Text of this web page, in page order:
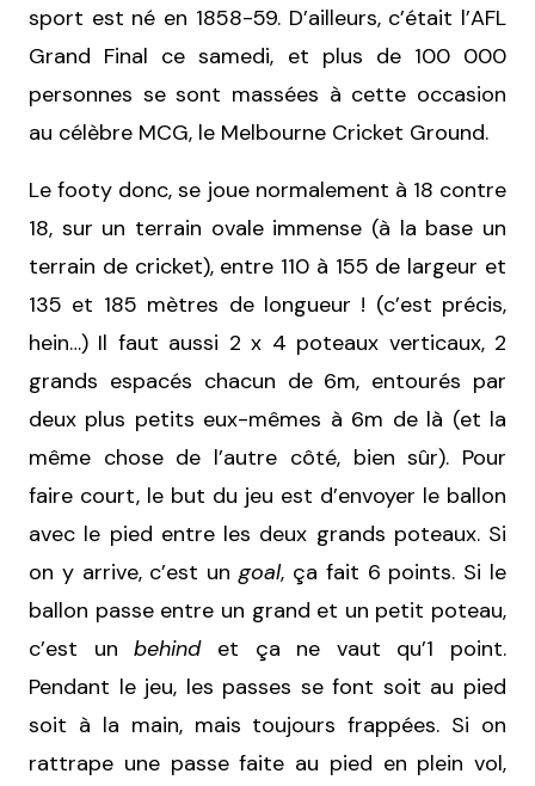
sport est né en 1858-59. D’ailleurs, c’était l’AFL
Grand Final ce samedi, et plus de 100 000
personnes se sont massées à cette occasion
au célèbre MCG, le Melbourne Cricket Ground.
Le footy donc, se joue normalement à 18 contre
18, sur un terrain ovale immense (à la base un
terrain de cricket), entre 110 à 155 de largeur et
135 et 185 mètres de longueur ! (c’est précis,
hein…) Il faut aussi 2 x 4 poteaux verticaux, 2
grands espacés chacun de 6m, entourés par
deux plus petits eux-mêmes à 6m de là (et la
même chose de l’autre côté, bien sûr). Pour
faire court, le but du jeu est d’envoyer le ballon
avec le pied entre les deux grands poteaux. Si
on y arrive, c’est ungoal, ça fait 6 points. Si le
ballon passe entre un grand et un petit poteau,
c’est unbehindet ça ne vaut qu’1 point.
Pendant le jeu, les passes se font soit au pied
soit à la main, mais toujours frappées. Si on
rattrape une passe faite au pied en plein vol,